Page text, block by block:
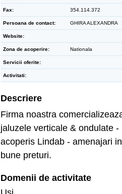
Fax: 354.114.372
Persoana de contact: GHIRA ALEXANDRA
Website:
Zona de acoperire: Nationala
Servicii oferite:
Activitati:
Descriere
Firma noastra
jaluzele verticale & ondulate
acoperis Lindab - amenajari
bune preturi.
Domenii de activitate